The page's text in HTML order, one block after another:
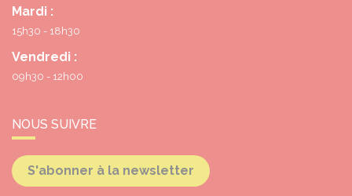
Mardi :
15h30 - 18h30
Vendredi :
09h30 - 12h00
NOUS SUIVRE
S'abonner à la newsletter